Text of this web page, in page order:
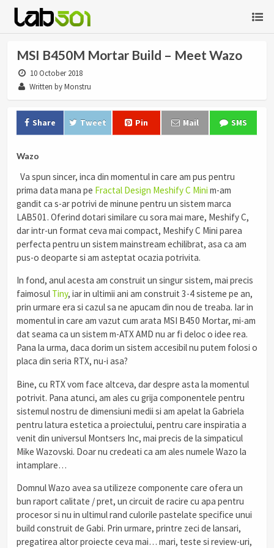
MSI B450M Mortar Build – Meet Wazo
10 October 2018
Written by Monstru
Share Tweet Pin Mail SMS
Wazo
Va spun sincer, inca din momentul in care am pus pentru
prima data mana pe Fractal Design Meshify C Mini m-am
gandit ca s-ar potrivi de minune pentru un sistem marca
LAB501. Oferind dotari similare cu sora mai mare, Meshify C,
dar intr-un format ceva mai compact, Meshify C Mini parea
perfecta pentru un sistem mainstream echilibrat, asa ca am
pus-o deoparte si am asteptat ocazia potrivita.
In fond, anul acesta am construit un singur sistem, mai precis
faimosul Tiny, iar in ultimii ani am construit 3-4 sisteme pe an,
prin urmare era si cazul sa ne apucam din nou de treaba. Iar in
momentul in care am vazut cum arata MSI B450 Mortar, mi-am
dat seama ca un sistem m-ATX AMD nu ar fi deloc o idee rea.
Pana la urma, daca dorim un sistem accesibil nu putem folosi o
placa din seria RTX, nu-i asa?
Bine, cu RTX vom face altceva, dar despre asta la momentul
potrivit. Pana atunci, am ales cu grija componentele pentru
sistemul nostru de dimensiuni medii si am apelat la Gabriela
pentru latura estetica a proiectului, pentru care inspiratia a
venit din universul Montsers Inc, mai precis de la simpaticul
Mike Wazovski. Doar nu credeati ca am ales numele Wazo la
intamplare…
Domnul Wazo avea sa utilizeze componente care ofera un
bun raport calitate / pret, un circuit de racire cu apa pentru
procesor si nu in ultimul rand culorile pastelate specifice unui
build construit de Gabi. Prin urmare, printre zeci de lansari,
pregatirea altor proiecte ceva mai… mari, teste si review-uri,